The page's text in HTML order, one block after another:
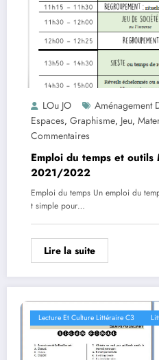
LOu JO Aménagement
Espaces, Graphisme, Jeu,
Commentaires
Emploi du temps et outils
2021/2022
Emploi du temps Un emploi du
t simple pour…
Lire la suite
Lecture Et Culture Littéraire C3